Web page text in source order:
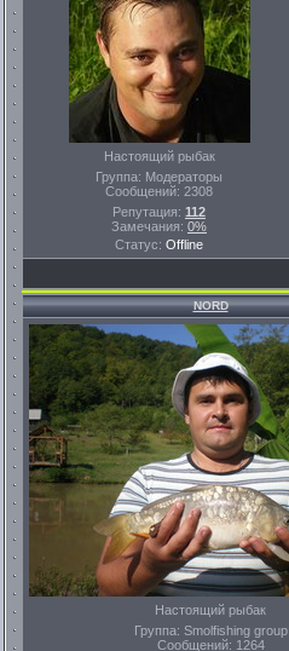
Настоящий рыбак
Группа: Модераторы
Сообщений: 2308
Репутация: 112
Замечания: 0%
Статус: Offline
NORD
Настоящий рыбак
Группа: Smolfishing group
Сообщений: 1264